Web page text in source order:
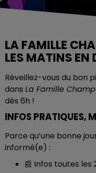
LA FAMILLE
LES MATINS EN
Réveillez-vous du bon
dans La Famille
dès 6h !
INFOS PRATIQUES,
Parce qu’une bonne
informé(e) :
📰 Infos toutes les